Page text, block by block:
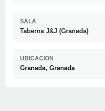
SALA
Taberna J&J (Granada)
UBICACION
Granada, Granada